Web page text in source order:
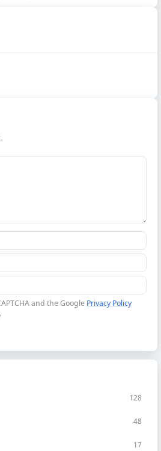
128
48
17
and the Google Privacy Policy